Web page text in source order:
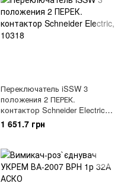
Переключатель iSSW 3
положения 2 ПЕРЕК.
контактор Schneider Electric,
10318
1 651.7 грн